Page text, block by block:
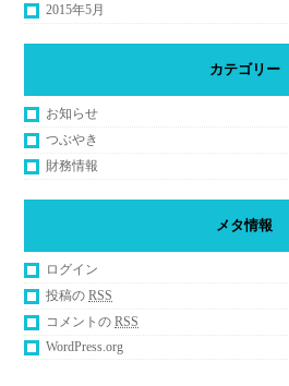
2015年5月
カテゴリー
お知らせ
つぶやき
財務情報
メタ情報
ログイン
投稿のRSS
コメントのRSS
WordPress.org